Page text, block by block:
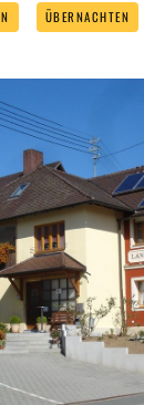
ÜBERNACHTEN